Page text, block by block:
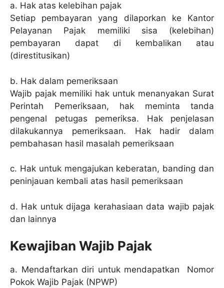
a. Hak atas kelebihan pajak
Setiap pembayaran yang dilaporkan ke Kantor
Pelayanan Pajak memiliki sisa (kelebihan)
pembayaran dapat di kembalikan atau
(direstitusikan)
b. Hak dalam pemeriksaan
Wajib pajak memiliki hak untuk menanyakan Surat
Perintah Pemeriksaan, hak meminta tanda
pengenal petugas pemeriksa. Hak penjelasan
dilakukannya pemeriksaan. Hak hadir dalam
pembahasan hasil masalah pemeriksaan
c. Hak untuk mengajukan keberatan, banding dan
peninjauan kembali atas hasil pemeriksaan
d. Hak untuk dijaga kerahasiaan data wajib pajak
dan lainnya
Kewajiban Wajib Pajak
a. Mendaftarkan diri untuk mendapatkan Nomor
Pokok Wajib Pajak (NPWP)